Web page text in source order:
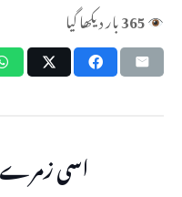
365بار دیکھا گیا
اسی